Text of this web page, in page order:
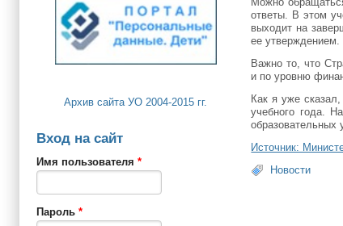
Архив сайта УО 2004-2015 гг.
Вход на сайт
Имя пользователя *
Пароль *
ответы. В этом
выходит на
ее утверждением.
Важно то, что
и по уровню
Как я уже сказал,
учебного года.
образовательных
Источник:
Новости